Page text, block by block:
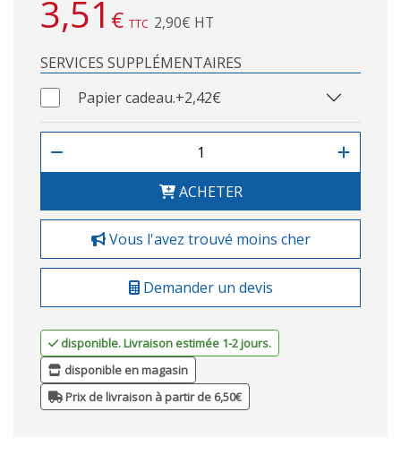
3,51 € TTC 2,90€ HT
SERVICES SUPPLÉMENTAIRES
Papier cadeau.+2,42€
ACHETER
Vous l'avez trouvé moins cher
Demander un devis
disponible. Livraison estimée 1-2 jours.
disponible en magasin
Prix de livraison à partir de 6,50€